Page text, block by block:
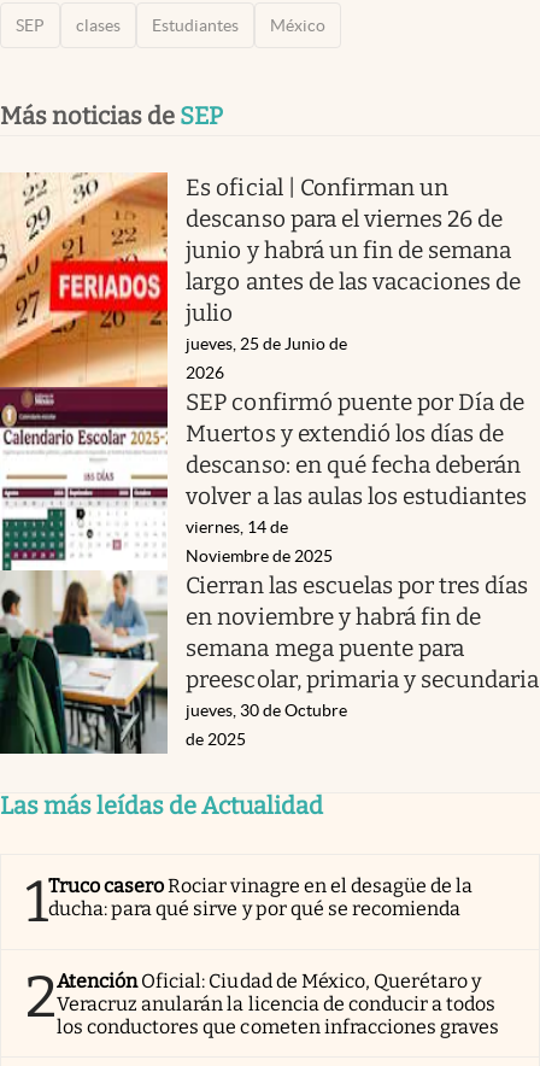
SEP clases Estudiantes México
Más noticias de SEP
Es oficial | Confirman un
descanso para el viernes 26 de
junio y habrá un fin de semana
largo antes de las vacaciones de
julio
jueves, 25 de Junio de
2026
SEP confirmó puente por Día de
Muertos y extendió los días de
descanso: en qué fecha deberán
volver a las aulas los estudiantes
viernes, 14 de
Noviembre de 2025
Cierran las escuelas por tres días
en noviembre y habrá fin de
semana mega puente para
preescolar, primaria y secundaria
jueves, 30 de Octubre
de 2025
Las más leídas de Actualidad
1Truco caseroRociar vinagre en el desagüe de la
ducha: para qué sirve y por qué se recomienda
2AtenciónOficial: Ciudad de México, Querétaro y
Veracruz anularán la licencia de conducir a todos
los conductores que cometen infracciones graves